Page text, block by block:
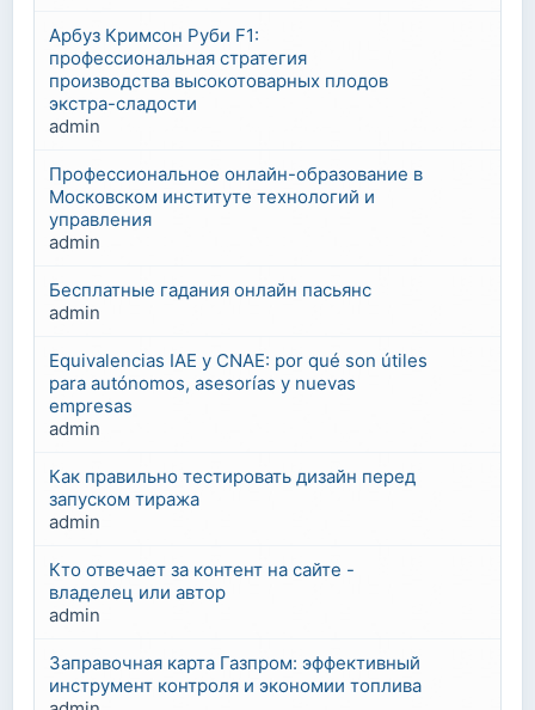
Арбуз Кримсон Руби F1:
профессиональная стратегия
производства высокотоварных плодов
экстра-сладости
admin
Профессиональное онлайн-образование в
Московском институте технологий и
управления
admin
Бесплатные гадания онлайн пасьянс
admin
Equivalencias IAE y CNAE: por qué son útiles
para autónomos, asesorías y nuevas
empresas
admin
Как правильно тестировать дизайн перед
запуском тиража
admin
Кто отвечает за контент на сайте -
владелец или автор
admin
Заправочная карта Газпром: эффективный
инструмент контроля и экономии топлива